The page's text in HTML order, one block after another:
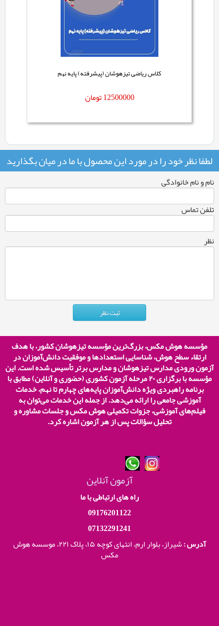
کلاس ریاضی تیزهوشان (پیشرفته) پایه نهم
12500000تومان
لطفا نظر خود را در مورد این محصول با ما در میان بگذارید
نام و نام خانوادگی
تلفن تماس
نظر
مؤسسه هوش مکس، بزرگ‌ترین مؤسسه تیزهوشان کشور، با هدف
ارتقاء سطح هوش، شناسایی استعدادها و موفقیت دانش‌آموزان در
آزمون ورودی مدارس تیزهوشان و مدارس برتر تأسیس شده است. این
مؤسسه با برگزاری۲۰مرحله آزمون کشوری (حضوری و آنلاین) مطابق با
برنامه راهبردی ویژه دانش‌آموزان پایه‌های چهارم تا نهم، خدمات
آموزشی جامعی را ارائه می‌دهد. از جمله این خدمات می‌توان به
فیلم‌های آموزشی، جزوات تکمیلی هوش مکس و جلسات مشاوره و
تحلیل سؤالات پس از هر آزمون اشاره کرد.
آزمون آنلاین
راه های ارتباطی با ما
09176201122
07132291241
آدرس :شیراز، بلوار ارم، انتهای کوچه ۱۵، پلاک ۲۲۱، موسسه هوش
مکس